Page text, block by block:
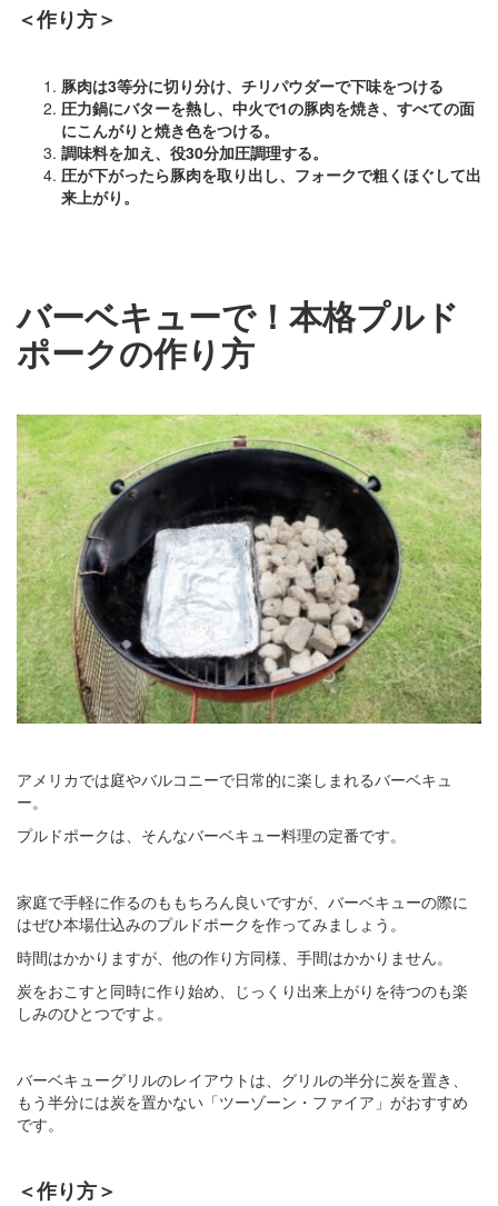
＜作り方＞
豚肉は3等分に切り分け、チリパウダーで下味をつける
圧力鍋にバターを熱し、中火で1の豚肉を焼き、すべての面
にこんがりと焼き色をつける。
調味料を加え、役30分加圧調理する。
圧が下がったら豚肉を取り出し、フォークで粗くほぐして出
来上がり。
バーベキューで！本格プルド
ポークの作り方
アメリカでは庭やバルコニーで日常的に楽しまれるバーベキュ
ー。
プルドポークは、そんなバーベキュー料理の定番です。
家庭で手軽に作るのももちろん良いですが、バーベキューの際に
はぜひ本場仕込みのプルドポークを作ってみましょう。
時間はかかりますが、他の作り方同様、手間はかかりません。
炭をおこすと同時に作り始め、じっくり出来上がりを待つのも楽
しみのひとつですよ。
バーベキューグリルのレイアウトは、グリルの半分に炭を置き、
もう半分には炭を置かない「ツーゾーン・ファイア」がおすすめ
です。
＜作り方＞